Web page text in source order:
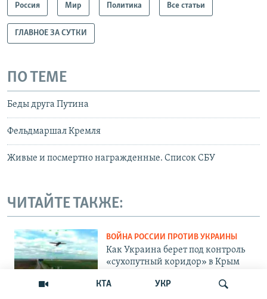
КТА УКР
Россия Мир Политика Все статьи
ГЛАВНОЕ ЗА СУТКИ
ПО ТЕМЕ
Беды друга Путина
Фельдмаршал Кремля
Живые и посмертно награжденные. Список СБУ
ЧИТАЙТЕ ТАКЖЕ:
ВОЙНА РОССИИ ПРОТИВ УКРАИНЫ
Как Украина берет под контроль
«сухопутный коридор» в Крым